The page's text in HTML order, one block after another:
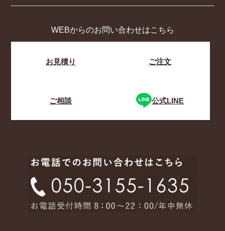
WEBからのお問い合わせはこちら
お見積り ご注文
ご相談 公式LINE